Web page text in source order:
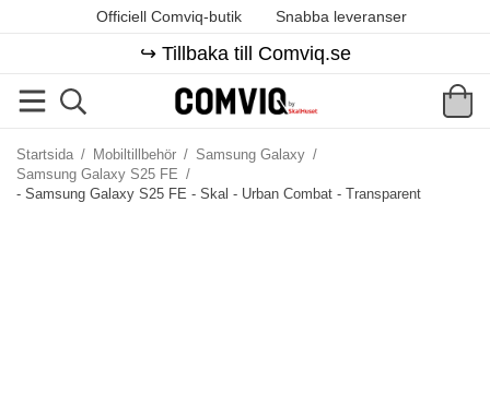
Officiell Comviq-butik Snabba leveranser
↪️ Tillbaka till Comviq.se
Startsida / Mobiltillbehör / Samsung Galaxy /
Samsung Galaxy S25 FE /
- Samsung Galaxy S25 FE - Skal - Urban Combat - Transparent